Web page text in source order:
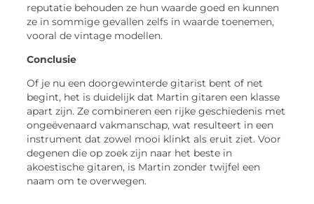
reputatie behouden ze hun waarde goed en kunnen
ze in sommige gevallen zelfs in waarde toenemen,
vooral de vintage modellen.
Conclusie
Of je nu een doorgewinterde gitarist bent of net
begint, het is duidelijk dat Martin gitaren een klasse
apart zijn. Ze combineren een rijke geschiedenis met
ongeëvenaard vakmanschap, wat resulteert in een
instrument dat zowel mooi klinkt als eruit ziet. Voor
degenen die op zoek zijn naar het beste in
akoestische gitaren, is Martin zonder twijfel een
naam om te overwegen.